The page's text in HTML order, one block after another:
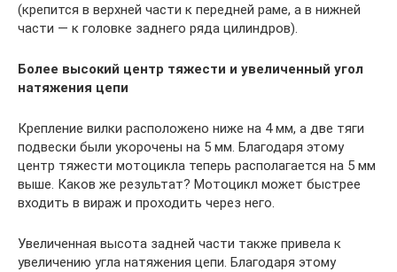
(крепится в верхней части к передней раме, а в нижней
части — к головке заднего ряда цилиндров).
Более высокий центр тяжести и увеличенный угол
натяжения цепи
Крепление вилки расположено ниже на 4 мм, а две тяги
подвески были укорочены на 5 мм. Благодаря этому
центр тяжести мотоцикла теперь располагается на 5 мм
выше. Каков же результат? Мотоцикл может быстрее
входить в вираж и проходить через него.
Увеличенная высота задней части также привела к
увеличению угла натяжения цепи. Благодаря этому